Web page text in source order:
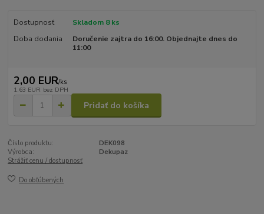
Dostupnosť
Skladom 8 ks
Doba dodania
Doručenie zajtra do 16:00. Objednajte dnes do
11:00
2,00 EUR/ks
1,63 EUR bez DPH
Pridať do košíka
Číslo produktu:
DEK098
Výrobca:
Dekupaz
Strážiť cenu / dostupnosť
Do obľúbených